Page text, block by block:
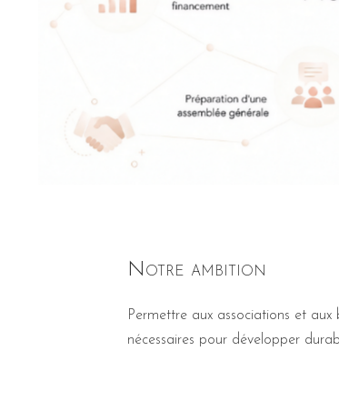
Notre ambition
Permettre aux associations et
nécessaires pour développer